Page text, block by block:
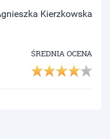
Kierzkowska
ŚREDNIA OCENA